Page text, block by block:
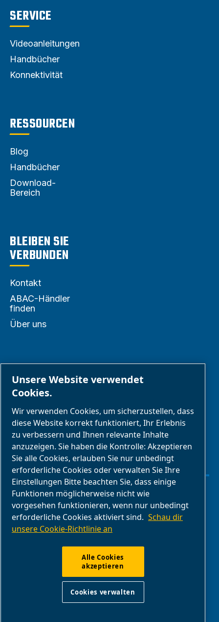
SERVICE
Videoanleitungen
Handbücher
Konnektivität
RESSOURCEN
Blog
Handbücher
Download-
Bereich
BLEIBEN SIE
VERBUNDEN
Kontakt
ABAC-Händler
finden
Über uns
PARTNER
E-Connect 2,0
Geschäftsportal
ABAC
Mediengalerie
Cookies verwalten
Legal & Privacy Notices
Unsere Website verwendet
Cookies.
Wir verwenden Cookies, um sicherzustellen, dass
diese Website korrekt funktioniert, Ihr Erlebnis
zu verbessern und Ihnen relevante Inhalte
anzuzeigen. Sie haben die Kontrolle: Akzeptieren
Sie alle Cookies, erlauben Sie nur unbedingt
erforderliche Cookies oder verwalten Sie Ihre
Einstellungen Bitte beachten Sie, dass einige
Funktionen möglicherweise nicht wie
vorgesehen funktionieren, wenn nur unbedingt
erforderliche Cookies aktiviert sind. Schau dir
unsere Cookie-Richtlinie an
Alle Cookies
akzeptieren
Cookies verwalten